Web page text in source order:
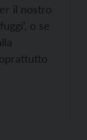
il nostro
o se